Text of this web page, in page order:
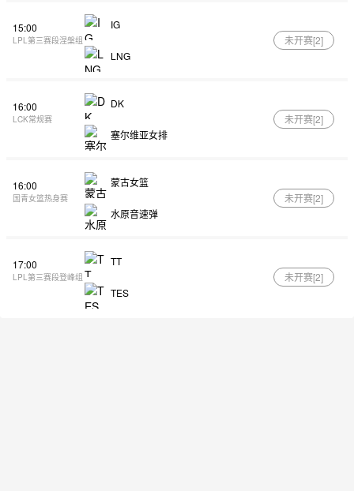
15:00
LPL第三赛段涅槃组
IG
LNG
未开赛[2]
16:00
LCK常规赛
DK
塞尔维亚女排
未开赛[2]
16:00
国青女篮热身赛
蒙古女篮
水原音速弹
未开赛[2]
17:00
LPL第三赛段登峰组
TT
TES
未开赛[2]